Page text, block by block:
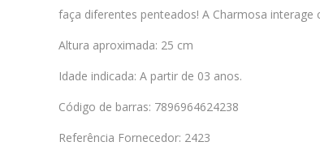
faça diferentes penteados! A Charmosa
Altura aproximada: 25 cm
Idade indicada: A partir de 03 anos.
Código de barras: 7896964624238
Referência Fornecedor: 2423